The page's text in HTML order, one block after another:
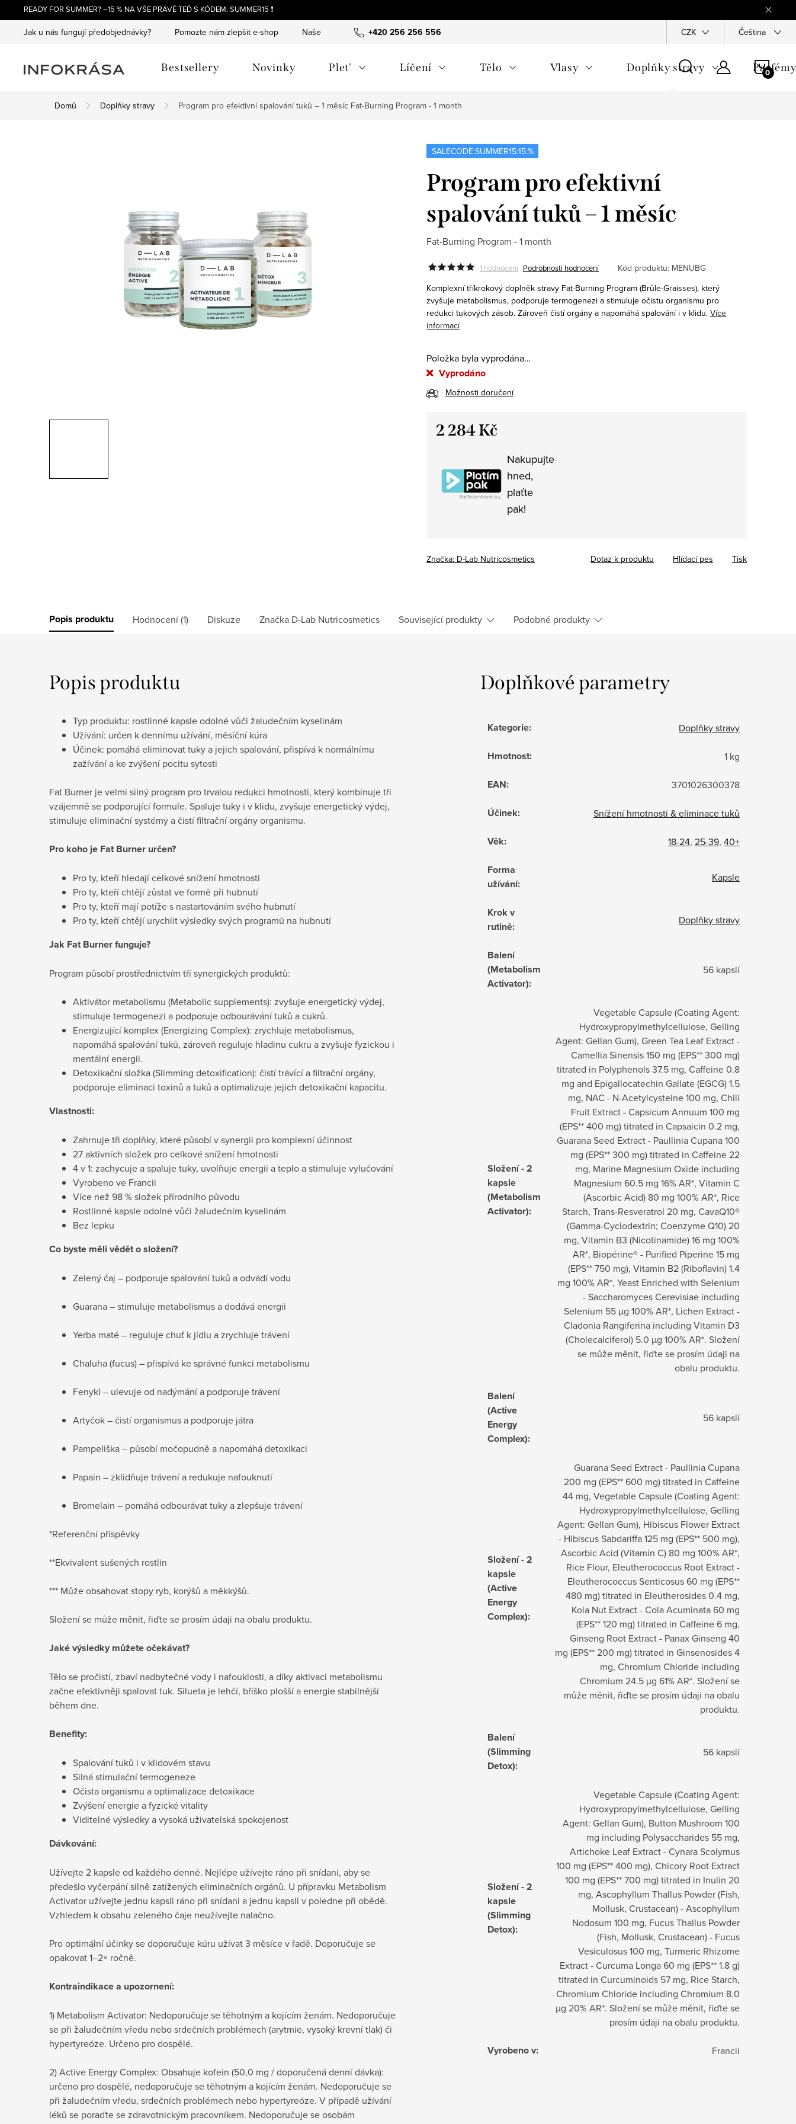
na
obsah
READY FOR SUMMER? –15 % NA VŠE PRÁVĚ TEĎ S KÓDEM: SUMMER15 ❗
+420 256 256 556
Jak u nás fungují předobjednávky? Pomozte nám zlepšit e-shop Naše tipy a příběhy O nás Ochrana osobních údajů Všeobecné
CZK Čeština
Bestsellery Novinky Plet' Líčení Tělo Vlasy Doplňky stravy Parfémy
Domů Doplňky stravy Program pro efektivní spalování tuků – 1 měsíc Fat-Burning Program - 1 month
SALECODE:SUMMER15:15:%
Program pro efektivní
spalování tuků – 1 měsíc
Fat-Burning Program - 1 month
1 hodnocení Podrobnosti hodnocení Kód produktu: MENUBG
Komplexní tříkrokový doplněk stravy Fat-Burning Program (Brûle-Graisses), který
zvyšuje metabolismus, podporuje termogenezi a stimuluje očistu organismu pro
redukci tukových zásob. Zároveň čistí orgány a napomáhá spalování i v klidu. Více
informací
Položka byla vyprodána…
Vyprodáno
Možnosti doručení
2 284 Kč
Nakupujte
hned,
plaťte
pak!
Značka: D-Lab Nutricosmetics Tisk
Dotaz k produktu Hlídací pes
Popis produktu Hodnocení (1) Diskuze Značka D-Lab Nutricosmetics Související produkty Podobné produkty
Popis produktu
Typ produktu: rostlinné kapsle odolné vůči žaludečním kyselinám
Užívání: určen k dennímu užívání, měsíční kúra
Účinek: pomáhá eliminovat tuky a jejich spalování, přispívá k normálnímu
zažívání a ke zvýšení pocitu sytosti
Fat Burner je velmi silný program pro trvalou redukci hmotnosti, který kombinuje tři
vzájemně se podporující formule. Spaluje tuky i v klidu, zvyšuje energetický výdej,
stimuluje eliminační systémy a čistí filtrační orgány organismu.
Pro koho je Fat Burner určen?
Pro ty, kteří hledají celkové snížení hmotnosti
Pro ty, kteří chtějí zůstat ve formě při hubnutí
Pro ty, kteří mají potíže s nastartováním svého hubnutí
Pro ty, kteří chtějí urychlit výsledky svých programů na hubnutí
Jak Fat Burner funguje?
Program působí prostřednictvím tří synergických produktů:
Aktivátor metabolismu (Metabolic supplements): zvyšuje energetický výdej,
stimuluje termogenezi a podporuje odbourávání tuků a cukrů.
Energizující komplex (Energizing Complex): zrychluje metabolismus,
napomáhá spalování tuků, zároveň reguluje hladinu cukru a zvyšuje fyzickou i
mentální energii.
Detoxikační složka (Slimming detoxification): čistí trávící a filtrační orgány,
podporuje eliminaci toxinů a tuků a optimalizuje jejich detoxikační kapacitu.
Vlastnosti:
Zahrnuje tři doplňky, které působí v synergii pro komplexní účinnost
27 aktivních složek pro celkové snížení hmotnosti
4 v 1: zachycuje a spaluje tuky, uvolňuje energii a teplo a stimuluje vylučování
Vyrobeno ve Francii
Více než 98 % složek přírodního původu
Rostlinné kapsle odolné vůči žaludečním kyselinám
Bez lepku
Co byste měli vědět o složení?
Zelený čaj – podporuje spalování tuků a odvádí vodu
Guarana – stimuluje metabolismus a dodává energii
Yerba maté – reguluje chuť k jídlu a zrychluje trávení
Chaluha (fucus) – přispívá ke správné funkci metabolismu
Fenykl – ulevuje od nadýmání a podporuje trávení
Artyčok – čistí organismus a podporuje játra
Pampeliška – působí močopudně a napomáhá detoxikaci
Papain – zklidňuje trávení a redukuje nafouknutí
Bromelain – pomáhá odbourávat tuky a zlepšuje trávení
*Referenční příspěvky
**Ekvivalent sušených rostlin
*** Může obsahovat stopy ryb, korýšů a měkkýšů.
Složení se může měnit, řiďte se prosím údaji na obalu produktu.
Jaké výsledky můžete očekávat?
Tělo se pročistí, zbaví nadbytečné vody i nafouklosti, a díky aktivaci metabolismu
začne efektivněji spalovat tuk. Silueta je lehčí, bříško plošší a energie stabilnější
během dne.
Benefity:
Spalování tuků i v klidovém stavu
Silná stimulační termogeneze
Očista organismu a optimalizace detoxikace
Zvýšení energie a fyzické vitality
Viditelné výsledky a vysoká uživatelská spokojenost
Dávkování:
Užívejte 2 kapsle od každého denně. Nejlépe užívejte ráno při snídani, aby se
předešlo vyčerpání silně zatížených eliminačních orgánů. U přípravku Metabolism
Activator užívejte jednu kapsli ráno při snídani a jednu kapsli v poledne při obědě.
Vzhledem k obsahu zeleného čaje neužívejte nalačno.
Pro optimální účinky se doporučuje kúru užívat 3 měsíce v řadě. Doporučuje se
opakovat 1–2× ročně.
Kontraindikace a upozornení:
1) Metabolism Activator: Nedoporučuje se těhotným a kojícím ženám. Nedoporučuje
se při žaludečním vředu nebo srdečních problémech (arytmie, vysoký krevní tlak) či
hypertyreóze. Určeno pro dospělé.
2) Active Energy Complex: Obsahuje kofein (50,0 mg / doporučená denní dávka):
určeno pro dospělé, nedoporučuje se těhotným a kojícím ženám. Nedoporučuje se
při žaludečním vředu, srdečních problémech nebo hypertyreóze. V případě užívání
léků se poraďte se zdravotnickým pracovníkem. Nedoporučuje se osobám
Doplňkové parametry
Kategorie: Doplňky stravy
Hmotnost: 1 kg
EAN: 3701026300378
Účinek: Snížení hmotnosti & eliminace tuků
Věk: 18-24, 25-39, 40+
Forma
užívání: Kapsle
Krok v
rutině: Doplňky stravy
Balení
(Metabolism
Activator):
56 kapslí
Složení - 2
kapsle
(Metabolism
Activator):
Vegetable Capsule (Coating Agent:
Hydroxypropylmethylcellulose, Gelling
Agent: Gellan Gum), Green Tea Leaf Extract -
Camellia Sinensis 150 mg (EPS** 300 mg)
titrated in Polyphenols 37.5 mg, Caffeine 0.8
mg and Epigallocatechin Gallate (EGCG) 1.5
mg, NAC - N-Acetylcysteine 100 mg, Chili
Fruit Extract - Capsicum Annuum 100 mg
(EPS** 400 mg) titrated in Capsaicin 0.2 mg,
Guarana Seed Extract - Paullinia Cupana 100
mg (EPS** 300 mg) titrated in Caffeine 22
mg, Marine Magnesium Oxide including
Magnesium 60.5 mg 16% AR*, Vitamin C
(Ascorbic Acid) 80 mg 100% AR*, Rice
Starch, Trans-Resveratrol 20 mg, CavaQ10®
(Gamma-Cyclodextrin; Coenzyme Q10) 20
mg, Vitamin B3 (Nicotinamide) 16 mg 100%
AR*, Biopérine® - Purified Piperine 15 mg
(EPS** 750 mg), Vitamin B2 (Riboflavin) 1.4
mg 100% AR*, Yeast Enriched with Selenium
- Saccharomyces Cerevisiae including
Selenium 55 µg 100% AR*, Lichen Extract -
Cladonia Rangiferina including Vitamin D3
(Cholecalciferol) 5.0 µg 100% AR*. Složení
se může měnit, řiďte se prosím údaji na
obalu produktu.
Balení
(Active
Energy
Complex):
56 kapslí
Složení - 2
kapsle
(Active
Energy
Complex):
Guarana Seed Extract - Paullinia Cupana
200 mg (EPS** 600 mg) titrated in Caffeine
44 mg, Vegetable Capsule (Coating Agent:
Hydroxypropylmethylcellulose, Gelling
Agent: Gellan Gum), Hibiscus Flower Extract
- Hibiscus Sabdariffa 125 mg (EPS** 500 mg),
Ascorbic Acid (Vitamin C) 80 mg 100% AR*,
Rice Flour, Eleutherococcus Root Extract -
Eleutherococcus Senticosus 60 mg (EPS**
480 mg) titrated in Eleutherosides 0.4 mg,
Kola Nut Extract - Cola Acuminata 60 mg
(EPS** 120 mg) titrated in Caffeine 6 mg,
Ginseng Root Extract - Panax Ginseng 40
mg (EPS** 200 mg) titrated in Ginsenosides 4
mg, Chromium Chloride including
Chromium 24.5 µg 61% AR*. Složení se
může měnit, řiďte se prosím údaji na obalu
produktu.
Balení
(Slimming
Detox):
56 kapslí
Složení - 2
kapsle
(Slimming
Detox):
Vegetable Capsule (Coating Agent:
Hydroxypropylmethylcellulose, Gelling
Agent: Gellan Gum), Button Mushroom 100
mg including Polysaccharides 55 mg,
Artichoke Leaf Extract - Cynara Scolymus
100 mg (EPS** 400 mg), Chicory Root Extract
100 mg (EPS** 700 mg) titrated in Inulin 20
mg, Ascophyllum Thallus Powder (Fish,
Mollusk, Crustacean) - Ascophyllum
Nodosum 100 mg, Fucus Thallus Powder
(Fish, Mollusk, Crustacean) - Fucus
Vesiculosus 100 mg, Turmeric Rhizome
Extract - Curcuma Longa 60 mg (EPS** 1.8 g)
titrated in Curcuminoids 57 mg, Rice Starch,
Chromium Chloride including Chromium 8.0
µg 20% AR*. Složení se může měnit, řiďte se
prosím údaji na obalu produktu.
Vyrobeno v: Francii